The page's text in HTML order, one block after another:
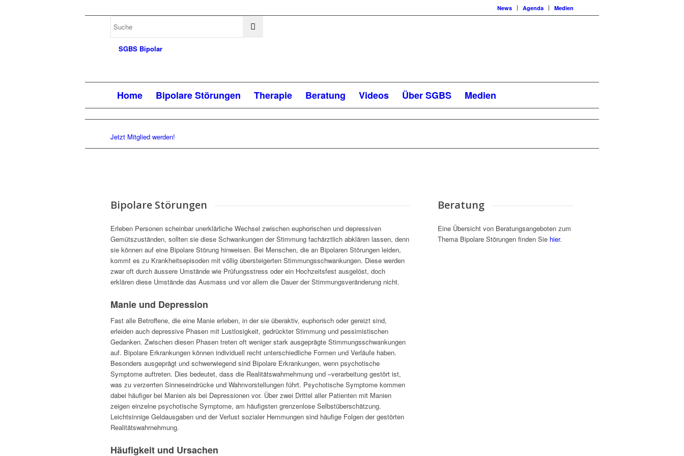
News Agenda Medien
Jetzt Mitglied werden!
Home Bipolare Störungen Therapie Beratung Videos Über SGBS Medien
Bipolare Störungen
Erleben Personen scheinbar unerklärliche Wechsel zwischen euphorischen und depressiven
Gemütszuständen, sollten sie diese Schwankungen der Stimmung fachärztlich abklären lassen, denn
sie können auf eine Bipolare Störung hinweisen. Bei Menschen, die an Bipolaren Störungen leiden,
kommt es zu Krankheitsepisoden mit völlig übersteigerten Stimmungsschwankungen. Diese werden
zwar oft durch äussere Umstände wie Prüfungsstress oder ein Hochzeitsfest ausgelöst, doch
erklären diese Umstände das Ausmass und vor allem die Dauer der Stimmungsveränderung nicht.
Manie und Depression
Fast alle Betroffene, die eine Manie erleben, in der sie überaktiv, euphorisch oder gereizt sind,
erleiden auch depressive Phasen mit Lustlosigkeit, gedrückter Stimmung und pessimistischen
Gedanken. Zwischen diesen Phasen treten oft weniger stark ausgeprägte Stimmungsschwankungen
auf. Bipolare Erkrankungen können individuell recht unterschiedliche Formen und Verläufe haben.
Besonders ausgeprägt und schwerwiegend sind Bipolare Erkrankungen, wenn psychotische
Symptome auftreten. Dies bedeutet, dass die Realitätswahrnehmung und –verarbeitung gestört ist,
was zu verzerrten Sinneseindrücke und Wahnvorstellungen führt. Psychotische Symptome kommen
dabei häufiger bei Manien als bei Depressionen vor. Über zwei Drittel aller Patienten mit Manien
zeigen einzelne psychotische Symptome, am häufigsten grenzenlose Selbstüberschätzung.
Leichtsinnige Geldausgaben und der Verlust sozialer Hemmungen sind häufige Folgen der gestörten
Realitätswahrnehmung.
Häufigkeit und Ursachen
Beratung
Eine Übersicht von Beratungsangeboten zum
Thema Bipolare Störungen finden Sie hier.